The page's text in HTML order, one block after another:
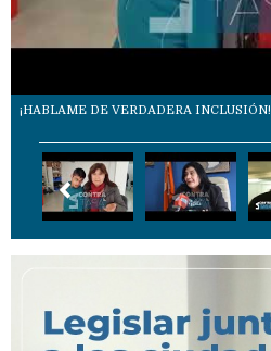
¡HABLAME DE VERDADERA INCLUSIÓN!